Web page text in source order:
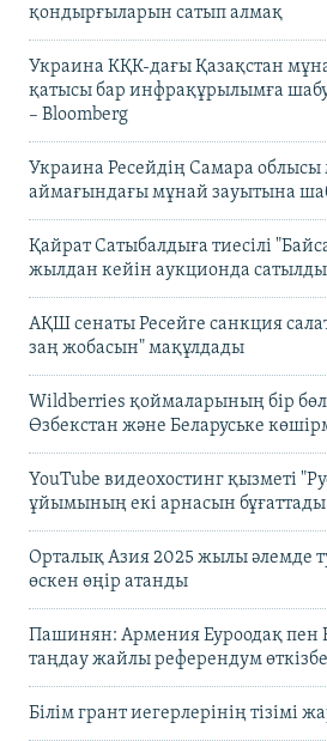
қондырғыларын сатып алмақ
Украина КҚК-дағы Қазақстан
қатысы бар инфрақұрылымға
– Bloomberg
Украина Ресейдің Самара
аймағындағы мұнай зауытына
Қайрат Сатыбалдыға тиесілі
жылдан кейін аукционда сатылды
АҚШ сенаты Ресейге санкция
заң жобасын" мақұлдады
Wildberries қоймаларының бір
Өзбекстан және Беларуське
YouTube видеохостинг қызметі
ұйымының екі арнасын бұғаттады
Орталық Азия 2025 жылы әлемде
өскен өңір атанды
Пашинян: Армения Еуроодақ пен
таңдау жайлы референдум
Білім грант иегерлерінің тізімі